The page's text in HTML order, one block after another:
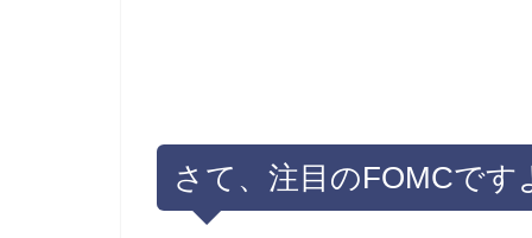
さて、注目のFOMCです